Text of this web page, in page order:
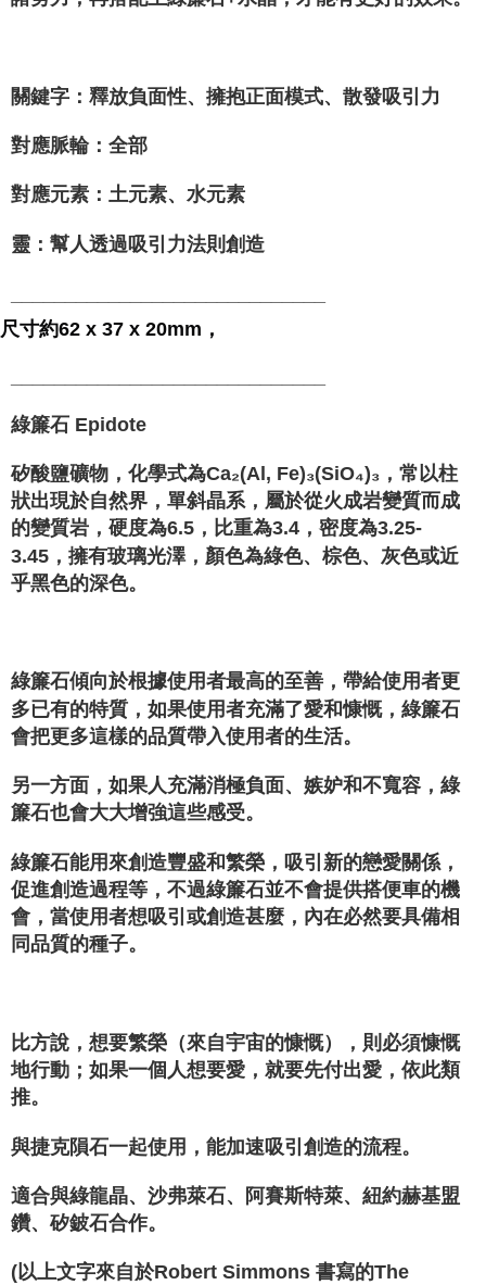
關鍵字：釋放負面性、擁抱正面模式、散發吸引力
對應脈輪：全部
對應元素：土元素、水元素
靈：幫人透過吸引力法則創造
尺寸約62 x 37 x 20mm，
綠簾石 Epidote
矽酸鹽礦物，化學式為Ca₂(Al, Fe)₃(SiO₄)₃，常以柱
狀出現於自然界，單斜晶系，屬於從火成岩變質而成
的變質岩，硬度為6.5，比重為3.4，密度為3.25-
3.45，擁有玻璃光澤，顏色為綠色、棕色、灰色或近
乎黑色的深色。
綠簾石傾向於根據使用者最高的至善，帶給使用者更
多已有的特質，如果使用者充滿了愛和慷慨，綠簾石
會把更多這樣的品質帶入使用者的生活。
另一方面，如果人充滿消極負面、嫉妒和不寬容，綠
簾石也會大大增強這些感受。
綠簾石能用來創造豐盛和繁榮，吸引新的戀愛關係，
促進創造過程等，不過綠簾石並不會提供搭便車的機
會，當使用者想吸引或創造甚麼，內在必然要具備相
同品質的種子。
比方說，想要繁榮（來自宇宙的慷慨），則必須慷慨
地行動；如果一個人想要愛，就要先付出愛，依此類
推。
與捷克隕石一起使用，能加速吸引創造的流程。
適合與綠龍晶、沙弗萊石、阿賽斯特萊、紐約赫基盟
鑽、矽鈹石合作。
(以上文字來自於Robert Simmons 書寫的The